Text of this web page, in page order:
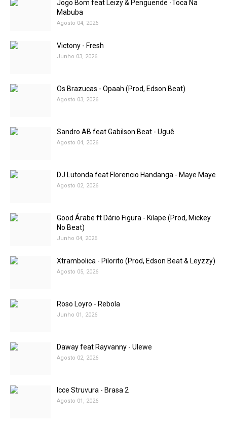
Jogo Bom feat Leizy & Penguende -Toca Na
Mabuba
Agosto 04, 2026
Victony - Fresh
Junho 03, 2026
Os Brazucas - Opaah (Prod, Edson Beat)
Agosto 03, 2026
Sandro AB feat Gabilson Beat - Uguê
Agosto 04, 2026
DJ Lutonda feat Florencio Handanga - Maye Maye
Agosto 02, 2026
Good Árabe ft Dário Figura - Kilape (Prod, Mickey
No Beat)
Junho 04, 2026
Xtrambolica - Pilorito (Prod, Edson Beat & Leyzzy)
Agosto 05, 2026
Roso Loyro - Rebola
Junho 01, 2026
Daway feat Rayvanny - Ulewe
Agosto 02, 2026
Icce Struvura - Brasa 2
Agosto 01, 2026